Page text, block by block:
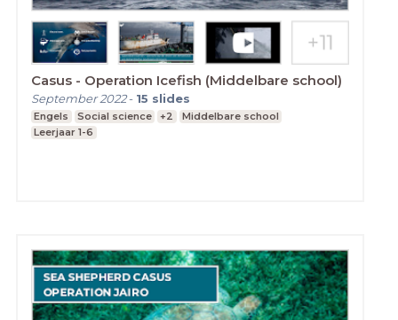
Casus - Operation Icefish (Middelbare school)
September 2022- 15 slides
Engels Social science +2
Middelbare school
Leerjaar 1-6